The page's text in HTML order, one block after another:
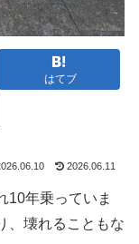
はてブ
2026.06.11
10年乗っていま
、壊れることもな